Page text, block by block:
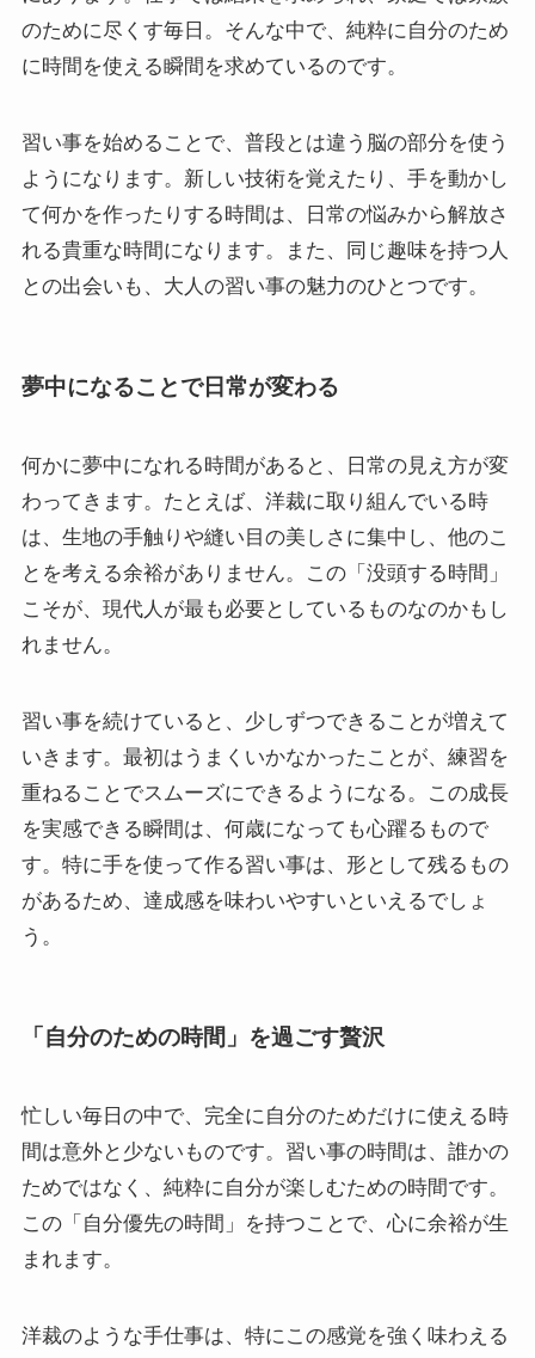
のために尽くす毎日。そんな中で、純粋に自分のため
に時間を使える瞬間を求めているのです。
習い事を始めることで、普段とは違う脳の部分を使う
ようになります。新しい技術を覚えたり、手を動かし
て何かを作ったりする時間は、日常の悩みから解放さ
れる貴重な時間になります。また、同じ趣味を持つ人
との出会いも、大人の習い事の魅力のひとつです。
夢中になることで日常が変わる
何かに夢中になれる時間があると、日常の見え方が変
わってきます。たとえば、洋裁に取り組んでいる時
は、生地の手触りや縫い目の美しさに集中し、他のこ
とを考える余裕がありません。この「没頭する時間」
こそが、現代人が最も必要としているものなのかもし
れません。
習い事を続けていると、少しずつできることが増えて
いきます。最初はうまくいかなかったことが、練習を
重ねることでスムーズにできるようになる。この成長
を実感できる瞬間は、何歳になっても心躍るもので
す。特に手を使って作る習い事は、形として残るもの
があるため、達成感を味わいやすいといえるでしょ
う。
「自分のための時間」を過ごす贅沢
忙しい毎日の中で、完全に自分のためだけに使える時
間は意外と少ないものです。習い事の時間は、誰かの
ためではなく、純粋に自分が楽しむための時間です。
この「自分優先の時間」を持つことで、心に余裕が生
まれます。
洋裁のような手仕事は、特にこの感覚を強く味わえる